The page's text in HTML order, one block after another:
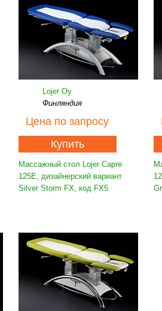
Lojer Oy
Финляндия
Цена по запросу
Купить
Массажный стол Lojer Capre
125E, дизайнерский вариант
Silver Storm FX, код FX5